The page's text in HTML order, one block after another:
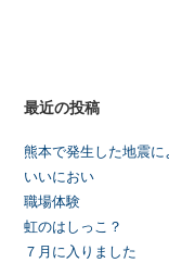
最近の投稿
熊本で発生した地震
いいにおい
職場体験
虹のはしっこ？
７月に入りました